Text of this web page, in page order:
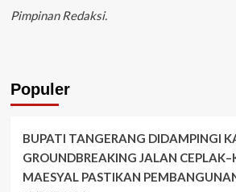
Pimpinan Redaksi.
Populer
BUPATI TANGERANG DIDAMPINGI
GROUNDBREAKING JALAN
MAESYAL PASTIKAN